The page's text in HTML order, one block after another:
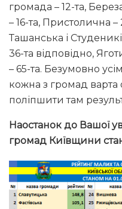
громада – 12-та,
– 16-та, Пристолична
Ташанська і
36-та відповідно,
– 65-та. Безумовно
кожна з громад варта
поліпшити там
Наостанок до Вашої
громад Київщини